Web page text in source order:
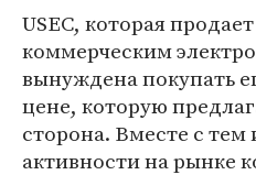
USEC, которая
коммерческим
вынуждена покупать
цене, которую
сторона. Вместе с тем
активности на рынке